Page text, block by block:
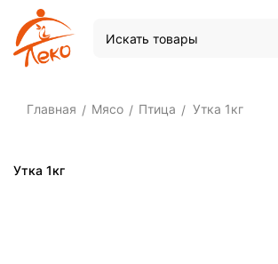
Главная / Мясо / Птица / Утка 1кг
Утка 1кг